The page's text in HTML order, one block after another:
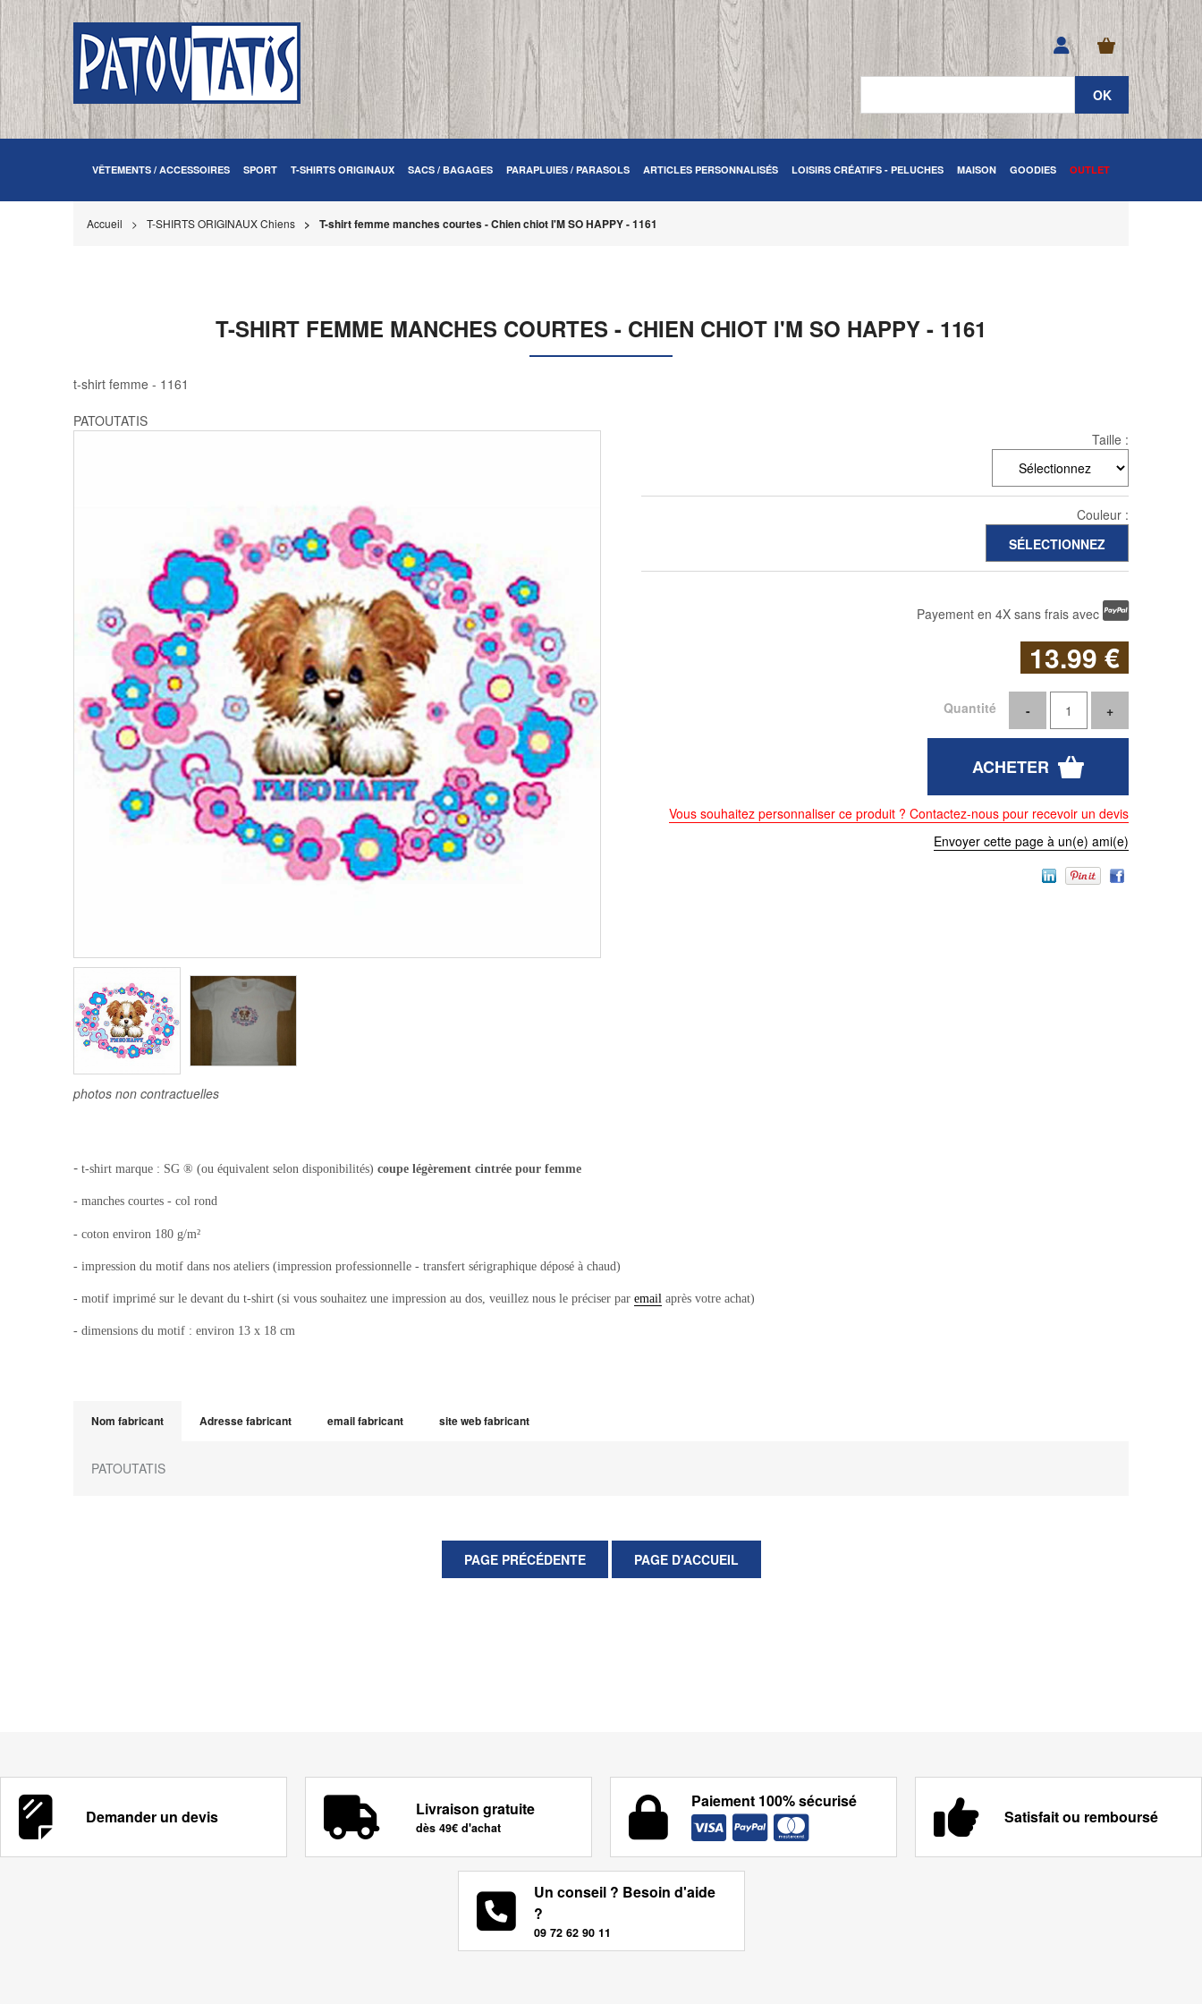
VÊTEMENTS / ACCESSOIRES SPORT T-SHIRTS ORIGINAUX SACS / BAGAGES PARAPLUIES / PARASOLS ARTICLES PERSONNALISÉS LOISIRS CRÉATIFS - PELUCHES MAISON GOODIES OUTLET
Accueil T-SHIRTS ORIGINAUX Chiens T-shirt femme manches courtes - Chien chiot I'M SO HAPPY - 1161
T-SHIRT FEMME MANCHES COURTES - CHIEN CHIOT I'M SO HAPPY - 1161
t-shirt femme - 1161
PATOUTATIS
photos non contractuelles
Taille :
Couleur :
Payement en 4X sans frais avec
13.99 €
Quantité
Vous souhaitez personnaliser ce produit ? Contactez-nous pour recevoir un devis
Envoyer cette page à un(e) ami(e)
- t-shirt marque : SG ® (ou équivalent selon disponibilités) coupe légèrement cintrée pour femme
- manches courtes - col rond
- coton environ 180 g/m²
- impression du motif dans nos ateliers (impression professionnelle - transfert sérigraphique déposé à chaud)
- motif imprimé sur le devant du t-shirt (si vous souhaitez une impression au dos, veuillez nous le préciser par email après votre achat)
- dimensions du motif : environ 13 x 18 cm
Nom fabricant Adresse fabricant email fabricant site web fabricant
PATOUTATIS
Demander un devis Livraison gratuite
dès 49€ d'achat
Paiement 100% sécurisé
Satisfait ou remboursé
Un conseil ? Besoin d'aide
?
09 72 62 90 11